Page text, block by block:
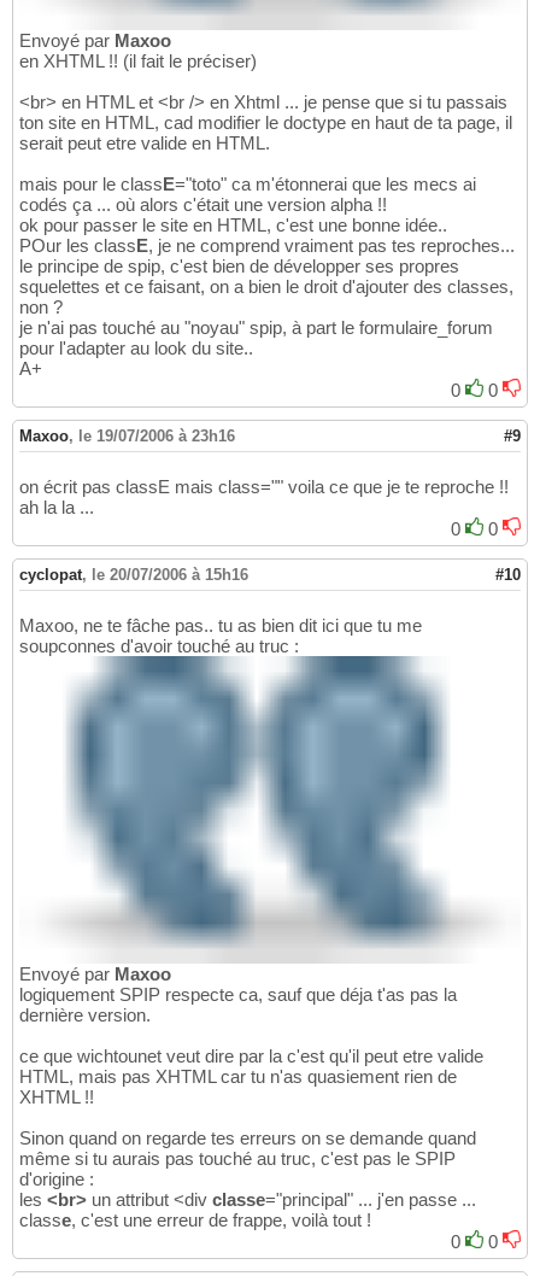
Envoyé par Maxoo
en XHTML !! (il fait le préciser)
<br> en HTML et <br /> en Xhtml ... je pense que si tu passais
ton site en HTML, cad modifier le doctype en haut de ta page, il
serait peut etre valide en HTML.
mais pour le classE="toto" ca m'étonnerai que les mecs ai
codés ça ... où alors c'était une version alpha !!
ok pour passer le site en HTML, c'est une bonne idée..
POur les classE, je ne comprend vraiment pas tes reproches...
le principe de spip, c'est bien de développer ses propres
squelettes et ce faisant, on a bien le droit d'ajouter des classes,
non ?
je n'ai pas touché au "noyau" spip, à part le formulaire_forum
pour l'adapter au look du site..
A+
0
0
Maxoo, le 19/07/2006 à 23h16 #9
on écrit pas classE mais class="" voila ce que je te reproche !!
ah la la ...
0
0
cyclopat, le 20/07/2006 à 15h16 #10
Maxoo, ne te fâche pas.. tu as bien dit ici que tu me
soupconnes d'avoir touché au truc :
Envoyé par Maxoo
logiquement SPIP respecte ca, sauf que déja t'as pas la
dernière version.
ce que wichtounet veut dire par la c'est qu'il peut etre valide
HTML, mais pas XHTML car tu n'as quasiement rien de
XHTML !!
Sinon quand on regarde tes erreurs on se demande quand
même si tu aurais pas touché au truc, c'est pas le SPIP
d'origine :
les <br> un attribut <div classe="principal" ... j'en passe ...
classe, c'est une erreur de frappe, voilà tout !
0
0